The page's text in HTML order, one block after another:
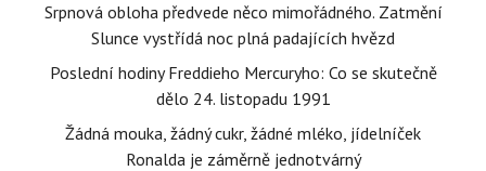
Srpnová obloha předvede něco mimořádného. Zatmění
Slunce vystřídá noc plná padajících hvězd
Poslední hodiny Freddieho Mercuryho: Co se skutečně
dělo 24. listopadu 1991
Žádná mouka, žádný cukr, žádné mléko, jídelníček
Ronalda je záměrně jednotvárný